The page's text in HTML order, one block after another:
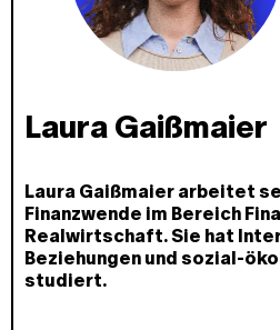
Laura Gaißmaier
Laura Gaißmaier arbeitet
Finanzwende im Bereich
Realwirtschaft. Sie hat
Beziehungen und sozial-
studiert.